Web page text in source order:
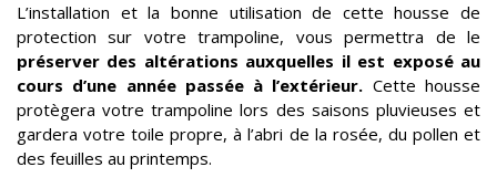
L’installation et la bonne utilisation de cette housse de
protection sur votre trampoline, vous permettra de le
préserver des altérations auxquelles il est exposé au
cours d’une année passée à l’extérieur. Cette housse
protègera votre trampoline lors des saisons pluvieuses et
gardera votre toile propre, à l’abri de la rosée, du pollen et
des feuilles au printemps.